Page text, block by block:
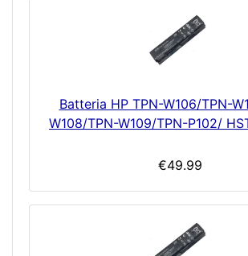
Batteria HP TPN-W106/TPN-
W108/TPN-W109/TPN-P102/
€49.99